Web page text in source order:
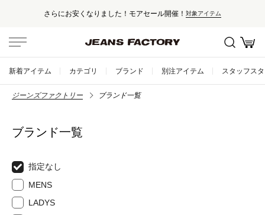
さらにお安くなりました！モアセール開催！ 対象アイテム
新着アイテム カテゴリ ブランド 別注アイテム スタッフス
ジーンズファクトリー ブランド一覧
ブランド一覧
指定なし
MENS
LADYS